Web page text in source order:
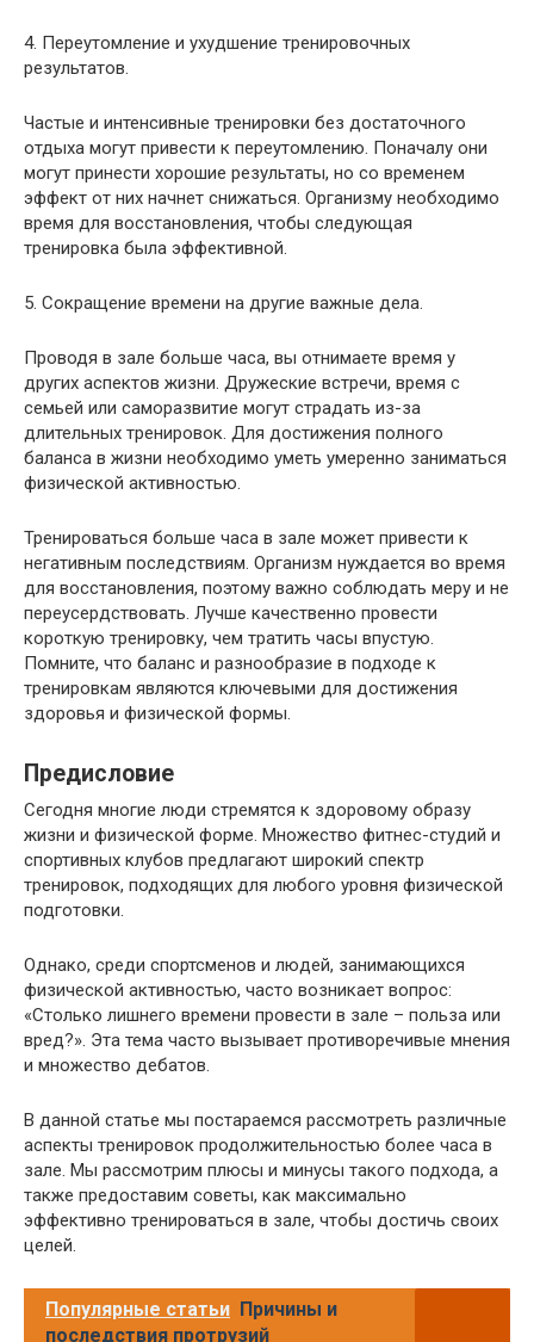
4. Переутомление и ухудшение тренировочных
результатов.
Частые и интенсивные тренировки без достаточного
отдыха могут привести к переутомлению. Поначалу они
могут принести хорошие результаты, но со временем
эффект от них начнет снижаться. Организму необходимо
время для восстановления, чтобы следующая
тренировка была эффективной.
5. Сокращение времени на другие важные дела.
Проводя в зале больше часа, вы отнимаете время у
других аспектов жизни. Дружеские встречи, время с
семьей или саморазвитие могут страдать из-за
длительных тренировок. Для достижения полного
баланса в жизни необходимо уметь умеренно заниматься
физической активностью.
Тренироваться больше часа в зале может привести к
негативным последствиям. Организм нуждается во время
для восстановления, поэтому важно соблюдать меру и не
переусердствовать. Лучше качественно провести
короткую тренировку, чем тратить часы впустую.
Помните, что баланс и разнообразие в подходе к
тренировкам являются ключевыми для достижения
здоровья и физической формы.
Предисловие
Сегодня многие люди стремятся к здоровому образу
жизни и физической форме. Множество фитнес-студий и
спортивных клубов предлагают широкий спектр
тренировок, подходящих для любого уровня физической
подготовки.
Однако, среди спортсменов и людей, занимающихся
физической активностью, часто возникает вопрос:
«Столько лишнего времени провести в зале – польза или
вред?». Эта тема часто вызывает противоречивые мнения
и множество дебатов.
В данной статье мы постараемся рассмотреть различные
аспекты тренировок продолжительностью более часа в
зале. Мы рассмотрим плюсы и минусы такого подхода, а
также предоставим советы, как максимально
эффективно тренироваться в зале, чтобы достичь своих
целей.
Популярные статьи Причины и
последствия протрузий